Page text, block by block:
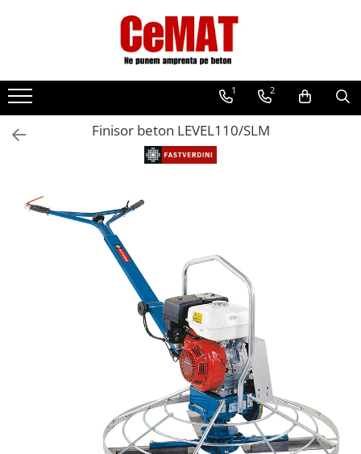
Beton amprentat
Intretinere beton amprentat
Matrite Beton Amprentat
Losas
Discuri diamantate
1 2
Finisor beton LEVEL110/SLM